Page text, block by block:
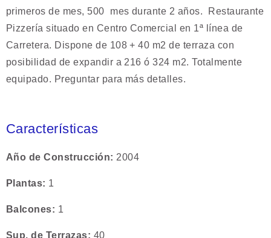
primeros de mes, 500  mes durante 2 años. Restaurante
Pizzería situado en Centro Comercial en 1ª línea de
Carretera. Dispone de 108 + 40 m2 de terraza con
posibilidad de expandir a 216 ó 324 m2. Totalmente
equipado. Preguntar para más detalles.
Características
Año de Construcción 2004
Plantas 1
Balcones 1
Sup. de Terrazas 40